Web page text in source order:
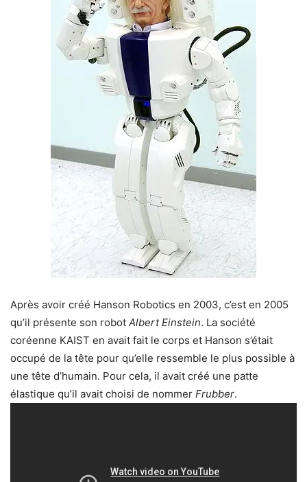
Après avoir créé Hanson Robotics en 2003, c’est en 2005
qu’il présente son robot Albert Einstein. La société
coréenne KAIST en avait fait le corps et Hanson s’était
occupé de la tête pour qu’elle ressemble le plus possible à
une tête d’humain. Pour cela, il avait créé une patte
élastique qu’il avait choisi de nommer Frubber.